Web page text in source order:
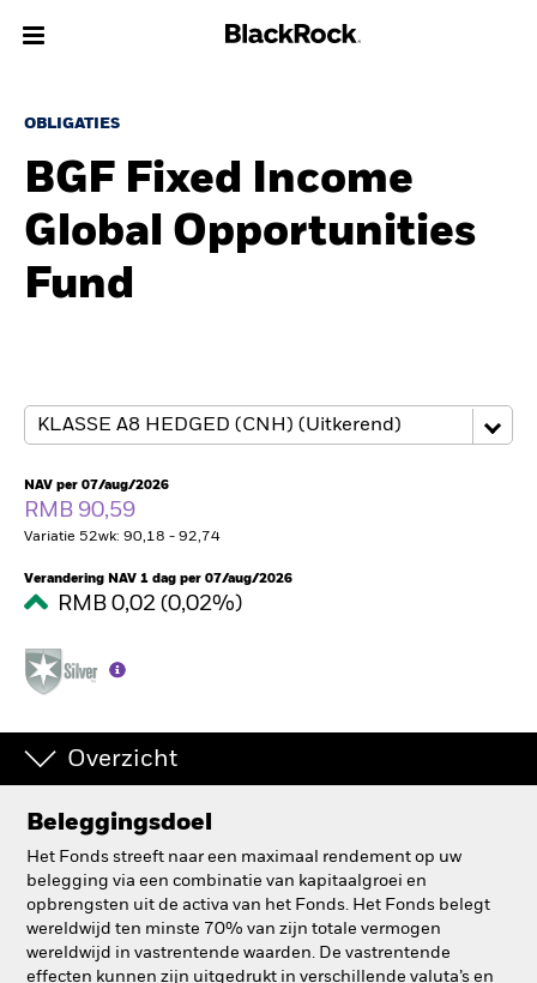
Over Ons
Producten
Thema's
Inzichten
Particulieren
Nederland
Change location
BlackRock
Aladdin
Ons bedrijf
OBLIGATIES
BGF Fixed Income
Global Opportunities
Fund
NAV per 07/aug/2026
RMB 90,59
Variatie 52wk: 90,18 - 92,74
Verandering NAV 1 dag per 07/aug/2026
RMB 0,02 (0,02%)
Overzicht
Beleggingsdoel
Het Fonds streeft naar een maximaal rendement op uw
belegging via een combinatie van kapitaalgroei en
opbrengsten uit de activa van het Fonds. Het Fonds belegt
wereldwijd ten minste 70% van zijn totale vermogen
wereldwijd in vastrentende waarden. De vastrentende
effecten kunnen zijn uitgedrukt in verschillende valuta’s en